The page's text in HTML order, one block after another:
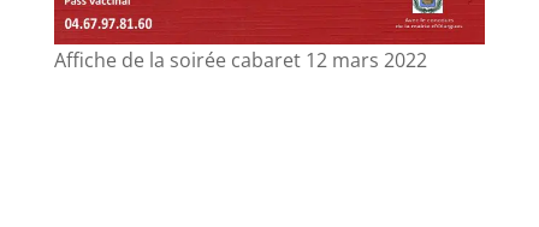
Affiche de la soirée cabaret 12 mars 2022